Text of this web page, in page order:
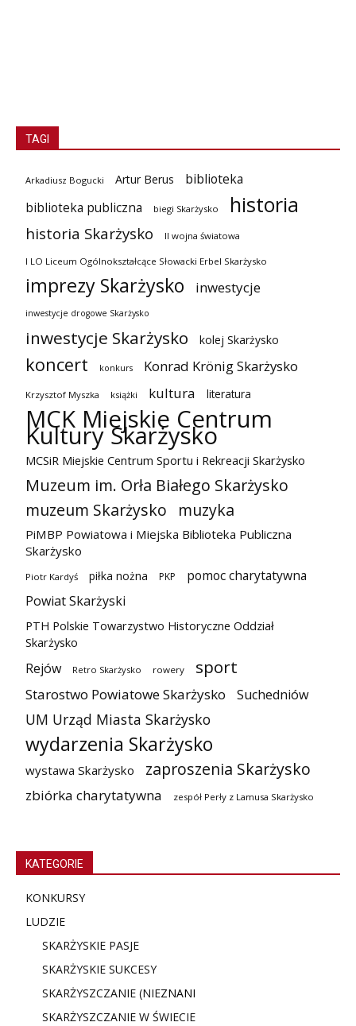
TAGI
Arkadiusz Bogucki Artur Berus
biblioteka
biblioteka publiczna
biegi Skarżysko historia
historia Skarżysko II wojna światowa
I LO Liceum Ogólnokształcące Słowacki Erbel Skarżysko
imprezy Skarżysko inwestycje
inwestycje drogowe Skarżysko
inwestycje Skarżysko kolej Skarżysko
koncert konkurs Konrad Krönig Skarżysko
Krzysztof Myszka książki kultura literatura
MCK Miejskie Centrum
Kultury Skarżysko
MCSiR Miejskie Centrum Sportu i Rekreacji Skarżysko
Muzeum im. Orła Białego Skarżysko
muzeum Skarżysko
muzyka
PiMBP Powiatowa i Miejska Biblioteka Publiczna
Skarżysko
Piotr Kardyś piłka nożna PKP
pomoc charytatywna
Powiat Skarżyski
PTH Polskie Towarzystwo Historyczne Oddział
Skarżysko
Rejów Retro Skarżysko rowery sport
Starostwo Powiatowe Skarżysko Suchedniów
UM Urząd Miasta Skarżysko
wydarzenia Skarżysko
wystawa Skarżysko zaproszenia Skarżysko
zbiórka charytatywna zespół Perły z Lamusa Skarżysko
KATEGORIE
KONKURSY
LUDZIE
SKARŻYSKIE PASJE
SKARŻYSKIE SUKCESY
SKARŻYSZCZANIE (NIEZNANI
SKARŻYSZCZANIE W ŚWIECIE